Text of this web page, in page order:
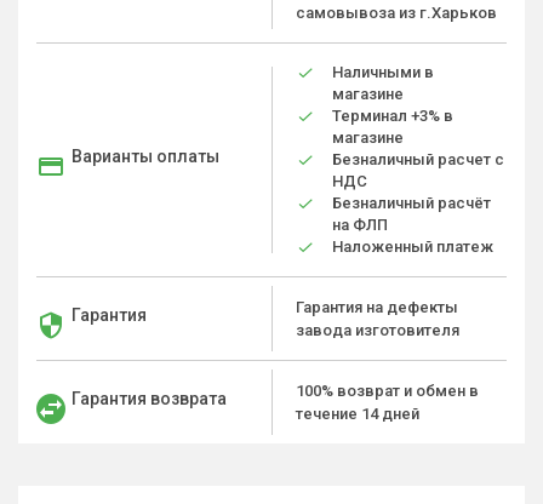
самовывоза из г.Харьков
Варианты оплаты
Наличными в
магазине
Терминал +3% в
магазине
Безналичный расчет с
НДС
Безналичный расчёт
на ФЛП
Наложенный платеж
Гарантия
Гарантия на дефекты
завода изготовителя
Гарантия возврата
100% возврат и обмен в
течение 14 дней